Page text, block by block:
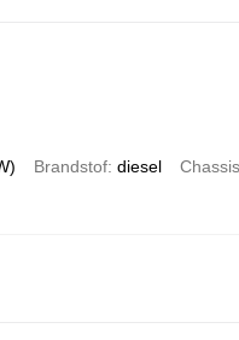
Brandstof diesel Chassis